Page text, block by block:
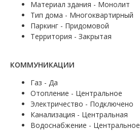
Материал здания - Монолит
Тип дома - Многоквартирный
Паркинг - Придомовой
Территория - Закрытая
КОММУНИКАЦИИ
Газ - Да
Отопление - Центральное
Электричество - Подключено
Канализация - Центральная
Водоснабжение - Центральное